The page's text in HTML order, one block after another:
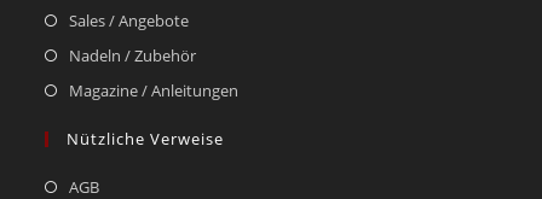
Sales / Angebote
Nadeln / Zubehör
Magazine / Anleitungen
Nützliche Verweise
AGB